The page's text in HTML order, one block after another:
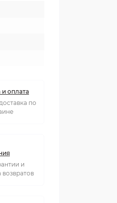
и оплата
по
и
возвратов